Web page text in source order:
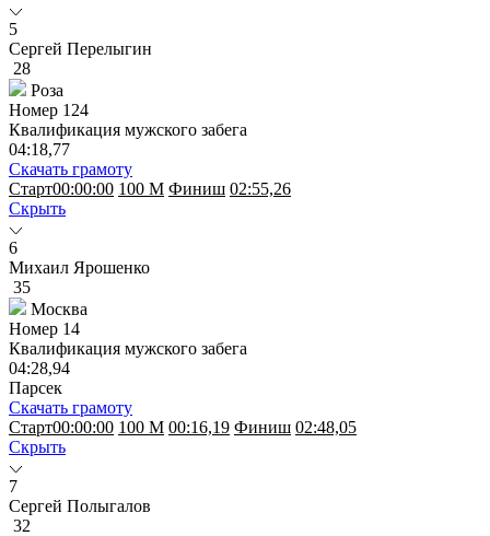
5
Сергей Перелыгин
28
Роза
Номер 124
Квалификация мужского забега
04:18,77
Скачать грамоту
Старт00:00:00 100 M Финиш 02:55,26
Скрыть
6
Михаил Ярошенко
35
Москва
Номер 14
Квалификация мужского забега
04:28,94
Парсек
Скачать грамоту
Старт00:00:00 100 M 00:16,19 Финиш 02:48,05
Скрыть
7
Сергей Полыгалов
32